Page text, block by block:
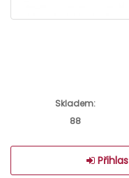
Skladem:
88